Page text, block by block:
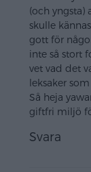
(och yngsta)
skulle
gott för
inte så stort
vet vad det
leksaker
Så heja
giftfri miljö
Svara